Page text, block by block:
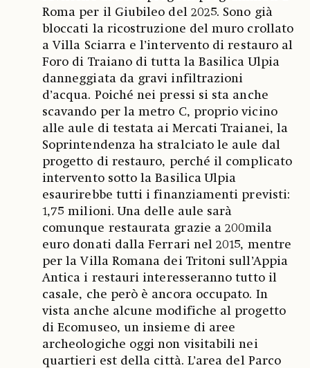
Roma per il Giubileo del 2025. Sono già
bloccati la ricostruzione del muro crollato
a Villa Sciarra e l’intervento di restauro al
Foro di Traiano di tutta la Basilica Ulpia
danneggiata da gravi infiltrazioni
d’acqua. Poiché nei pressi si sta anche
scavando per la metro C, proprio vicino
alle aule di testata ai Mercati Traianei, la
Soprintendenza ha stralciato le aule dal
progetto di restauro, perché il complicato
intervento sotto la Basilica Ulpia
esaurirebbe tutti i finanziamenti previsti:
1,75 milioni. Una delle aule sarà
comunque restaurata grazie a 200mila
euro donati dalla Ferrari nel 2015, mentre
per la Villa Romana dei Tritoni sull’Appia
Antica i restauri interesseranno tutto il
casale, che però è ancora occupato. In
vista anche alcune modifiche al progetto
di Ecomuseo, un insieme di aree
archeologiche oggi non visitabili nei
quartieri est della città. L’area del Parco